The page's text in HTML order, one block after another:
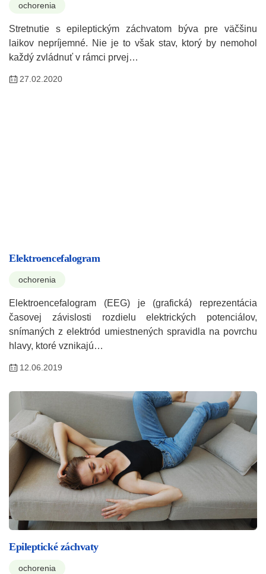
ochorenia
Stretnutie s epileptickým záchvatom býva pre väčšinu
laikov nepríjemné. Nie je to však stav, ktorý by nemohol
každý zvládnuť v rámci prvej…
27.02.2020
Elektroencefalogram
ochorenia
Elektroencefalogram (EEG) je (grafická) reprezentácia
časovej závislosti rozdielu elektrických potenciálov,
snímaných z elektród umiestnených spravidla na povrchu
hlavy, ktoré vznikajú…
12.06.2019
Epileptické záchvaty
ochorenia